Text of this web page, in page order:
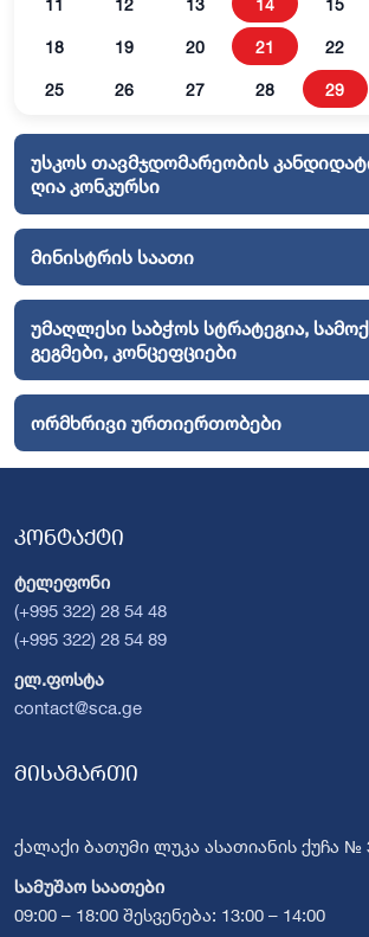
11 12 13 14 15
18 19 20 21 22
25 26 27 28 29
უსკოს თავმჯდომარეობის
ღია კონკურსი
მინისტრის საათი
უმაღლესი საბჭოს სტრატეგია,
გეგმები, კონცეფციები
ორმხრივი ურთიერთობები
კონტაქტი
ტელეფონი
(+995 322) 28 54 48
(+995 322) 28 54 89
ელ.ფოსტა
contact@sca.ge
მისამართი
ქალაქი ბათუმი ლუკა ასათიანის ქუჩა №
სამუშაო საათები
09:00 – 18:00 შესვენება: 13:00 – 14:00